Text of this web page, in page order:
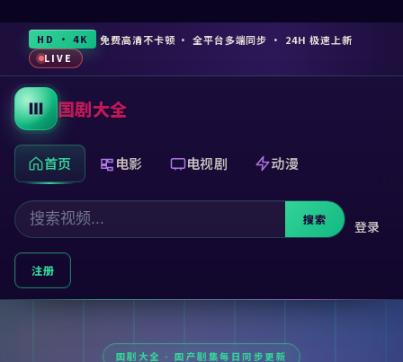
HD · 4K 免费高清不卡顿 · 全平台多端同步 · 24H 极速上新
LIVE
国剧大全
首页 电影 电视剧 动漫
搜索 登录
注册